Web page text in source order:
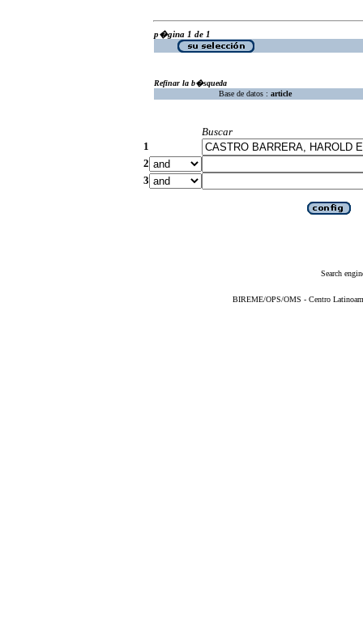
p�gina 1 de 1
Refinar la b�squeda
Base de datos : article
Buscar
1
2
3
Search
BIREME/OPS/OMS - Centro